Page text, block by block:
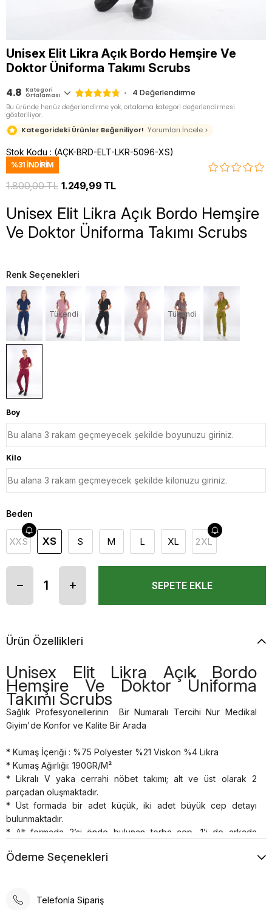
Unisex Elit Likra Açık Bordo Hemşire Ve
Doktor Üniforma Takımı Scrubs
4.8 Kategori
Ortalaması 4 Değerlendirme
Bu üründe henüz değerlendirme yok, ortalama kategori değerlendirmesi
gösteriliyor.
Kategorideki Ürünler Beğeniliyor! Yorumları İncele >
Stok Kodu (AÇK-BRD-ELT-LKR-5096-XS)
%31 İNDIRIM
1.800,00 TL 1.249,99 TL
Unisex Elit Likra Açık Bordo Hemşire
Ve Doktor Üniforma Takımı Scrubs
Renk Seçenekleri
Tükendi Tükendi
Boy
Kilo
Beden
XXS XS S M L XL 2XL
Ürün Özellikleri
Unisex Elit Likra Açık Bordo
Hemşire Ve Doktor Üniforma
Takımı Scrubs
Sağlık Profesyonellerinin Bir Numaralı Tercihi Nur Medikal
Giyim'de Konfor ve Kalite Bir Arada
* Kumaş İçeriği : %75 Polyester %21 Viskon %4 Likra
* Kumaş Ağırlığı: 190GR/M²
* Likralı V yaka cerrahi nöbet takımı; alt ve üst olarak 2
parçadan oluşmaktadır.
* Üst formada bir adet küçük, iki adet büyük cep detayı
bulunmaktadır.
* Alt formada 2’si önde bulunan torba cep, 1’i de arkada
* Alt forma klasik kesim pantolon paçası şeklindedir, beli lastikli
* Renkleri uzun süre canlılığını korur. Terletme ve solma asla
Ödeme Seçenekleri
Telefonla Sipariş